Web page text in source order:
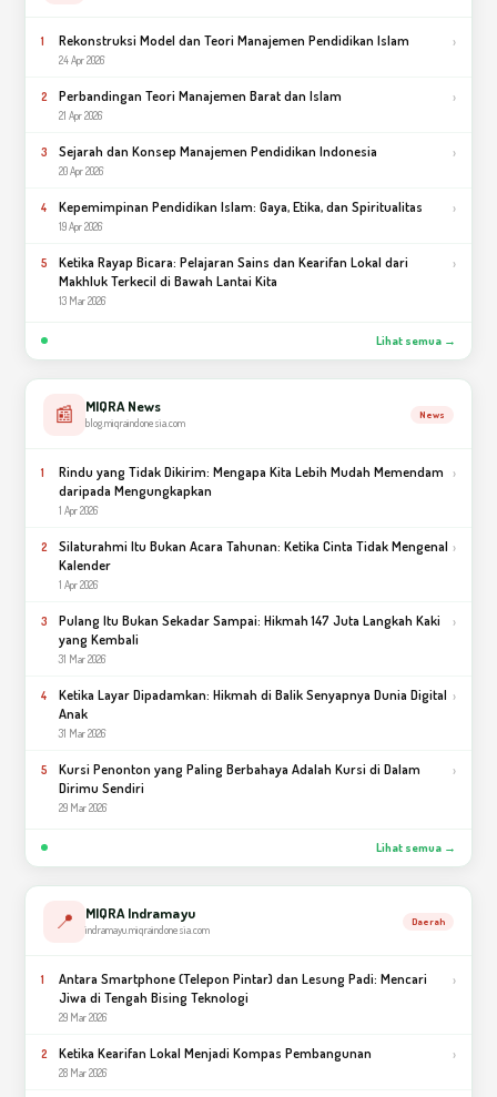
1 Rekonstruksi Model dan Teori Manajemen Pendidikan Islam
24 Apr 2026
›
2 Perbandingan Teori Manajemen Barat dan Islam
21 Apr 2026
›
3 Sejarah dan Konsep Manajemen Pendidikan Indonesia
20 Apr 2026
›
4 Kepemimpinan Pendidikan Islam: Gaya, Etika, dan Spiritualitas
19 Apr 2026
›
5
Ketika Rayap Bicara: Pelajaran Sains dan Kearifan Lokal dari
Makhluk Terkecil di Bawah Lantai Kita
13 Mar 2026
›
Lihat semua →
📰 MIQRA News
blog.miqraindonesia.com
News
1
Rindu yang Tidak Dikirim: Mengapa Kita Lebih Mudah Memendam
daripada Mengungkapkan
1 Apr 2026
›
2
Silaturahmi Itu Bukan Acara Tahunan: Ketika Cinta Tidak Mengenal
Kalender
1 Apr 2026
›
3
Pulang Itu Bukan Sekadar Sampai: Hikmah 147 Juta Langkah Kaki
yang Kembali
31 Mar 2026
›
4
Ketika Layar Dipadamkan: Hikmah di Balik Senyapnya Dunia Digital
Anak
31 Mar 2026
›
5
Kursi Penonton yang Paling Berbahaya Adalah Kursi di Dalam
Dirimu Sendiri
29 Mar 2026
›
Lihat semua →
📍 MIQRA Indramayu
indramayu.miqraindonesia.com
Daerah
1
Antara Smartphone (Telepon Pintar) dan Lesung Padi: Mencari
Jiwa di Tengah Bising Teknologi
29 Mar 2026
›
2 Ketika Kearifan Lokal Menjadi Kompas Pembangunan
28 Mar 2026
›